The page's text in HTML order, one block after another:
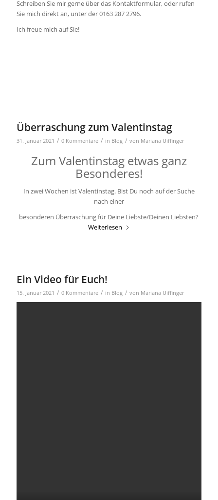
Schreiben Sie mir gerne über das Kontaktformular, oder rufen
Sie mich direkt an, unter der 0163 287 2796.
Ich freue mich auf Sie!
Überraschung zum Valentinstag
31. Januar 2021 / 0 Kommentare / in Blog / von Mariana Uiffinger
Zum Valentinstag etwas ganz
Besonderes!
In zwei Wochen ist Valentinstag. Bist Du noch auf der Suche
nach einer
besonderen Überraschung für Deine Liebste/Deinen Liebsten?
Weiterlesen
Ein Video für Euch!
15. Januar 2021 / 0 Kommentare / in Blog / von Mariana Uiffinger